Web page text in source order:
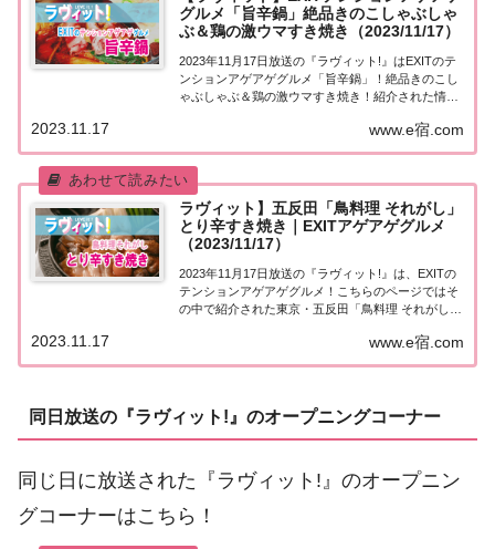
グルメ「旨辛鍋」絶品きのこしゃぶしゃ
ぶ＆鶏の激ウマすき焼き（2023/11/17）
2023年11月17日放送の『ラヴィット!』はEXITのテ
ンションアゲアゲグルメ「旨辛鍋」！絶品きのこし
ゃぶしゃぶ＆鶏の激ウマすき焼き！紹介された情報
アゲアゲグルメ「旨辛鍋」EXITの新企画「テンショ
ンアゲアゲグルメ」！おもてなし...
www.e宿.com
2023.11.17
ラヴィット】五反田「鳥料理 それがし」
とり辛すき焼き｜EXITアゲアゲグルメ
（2023/11/17）
2023年11月17日放送の『ラヴィット!』は、EXITの
テンションアゲアゲグルメ！こちらのページではそ
の中で紹介された東京・五反田「鳥料理 それがし」
中田英寿ら美食家が大絶賛した「とり辛すき焼き」
EXIT・兼近さんセレクトのお店。鳥...
www.e宿.com
2023.11.17
同日放送の『ラヴィット!』のオープニングコーナー
同じ日に放送された『ラヴィット!』のオープニン
グコーナーはこちら！